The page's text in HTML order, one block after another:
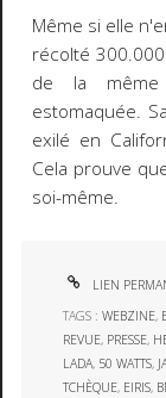
Même si elle
récolté
de la même
estomaquée.
exilé en
Cela prouve
soi-même.
LIEN
TAGS :WEBZINE,
REVUE, PRESSE,
LADA, 50 WATTS,
TCHÈQUE, EIRIS,